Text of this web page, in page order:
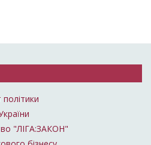
політики
"ЛІГА:ЗАКОН"